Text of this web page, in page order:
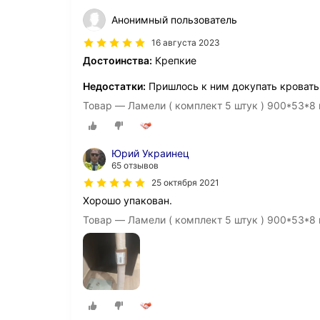
Анонимный пользователь
16 августа 2023
Достоинства: Крепкие
Недостатки: Пришлось к ним докупать кровать
Товар — Ламели ( комплект 5 штук ) 900*53*8
Юрий Украинец
65 отзывов
25 октября 2021
Хорошо упакован.
Товар — Ламели ( комплект 5 штук ) 900*53*8